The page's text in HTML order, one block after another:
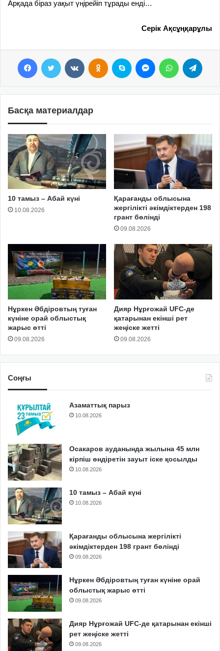
Арқада біраз уақыт үңірейіп тұрады енді…
Серік Ақсұңқарұлы
Басқа материалдар
10 тамыз – Абай күні
10.08.2026
Қарағанды облысына
жергілікті әкімдіктерден 198
грант бөлінді
09.08.2026
Нұркен Әбдіровтың туған
күніне орай облыстық
жарыс өтті
09.08.2026
Дияр Нұрғожай UFC-де
қатарынан екінші рет
жеңіске жетті
09.08.2026
Соңғы
Азаматтық парыз
10.08.2026
Осакаров ауданында жылына 45 млн
кірпіш өндіретін зауыт іске қосылды
10.08.2026
10 тамыз – Абай күні
10.08.2026
Қарағанды облысына жергілікті
әкімдіктерден 198 грант бөлінді
09.08.2026
Нұркен Әбдіровтың туған күніне орай
облыстық жарыс өтті
09.08.2026
Дияр Нұрғожай UFC-де қатарынан екінші
рет жеңіске жетті
09.08.2026